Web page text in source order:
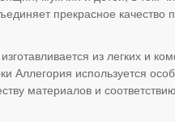
прекрасное качество
из легких и
Аллегория используется
материалов и